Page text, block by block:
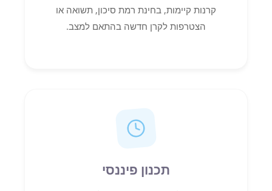
קרנות קיימות, בחינת רמת סיכון, תשואה או
הצטרפות לקרן חדשה בהתאם למצב.
תכנון פיננסי